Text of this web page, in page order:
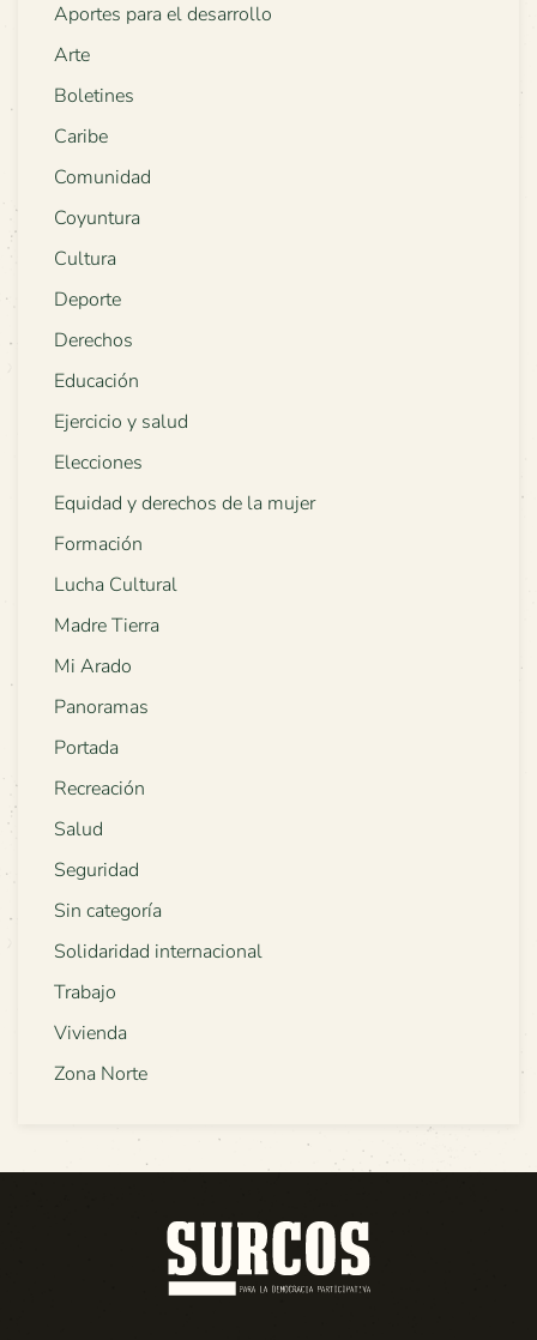
Aportes para el desarrollo
Arte
Boletines
Caribe
Comunidad
Coyuntura
Cultura
Deporte
Derechos
Educación
Ejercicio y salud
Elecciones
Equidad y derechos de la mujer
Formación
Lucha Cultural
Madre Tierra
Mi Arado
Panoramas
Portada
Recreación
Salud
Seguridad
Sin categoría
Solidaridad internacional
Trabajo
Vivienda
Zona Norte